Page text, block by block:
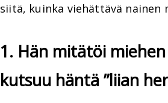
siitä, kuinka viehättävä nainen
1. Hän mitätöi
kutsuu häntä ”liian